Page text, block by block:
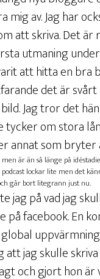
mig av. Jag har
att skriva. Det
utmaning
att hitta en bra
det är
Jag tror det
tycker om stora
annat som bryter
men är än så länge på
lockar lite men det
går bort litegrann just nu.
jag på vad jag
på facebook. En
jag skulle
och gjort hon är